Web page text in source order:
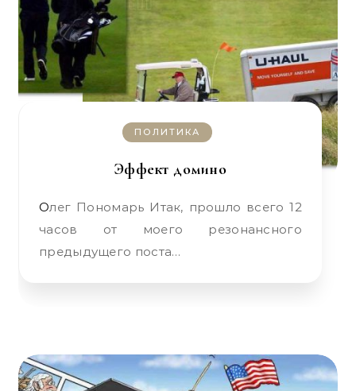
ПОЛИТИКА
Эффект домино
Олег Пономарь Итак, прошло всего 12
часов от моего резонансного
предыдущего поста…